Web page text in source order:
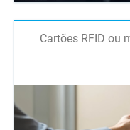
Cartões RFID ou